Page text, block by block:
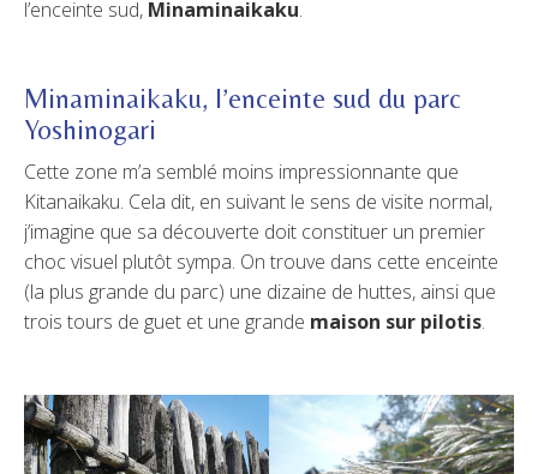
l’enceinte sud, Minaminaikaku.
Minaminaikaku, l’enceinte sud du parc
Yoshinogari
Cette zone m’a semblé moins impressionnante que
Kitanaikaku. Cela dit, en suivant le sens de visite normal,
j’imagine que sa découverte doit constituer un premier
choc visuel plutôt sympa. On trouve dans cette enceinte
(la plus grande du parc) une dizaine de huttes, ainsi que
trois tours de guet et une grande maison sur pilotis.